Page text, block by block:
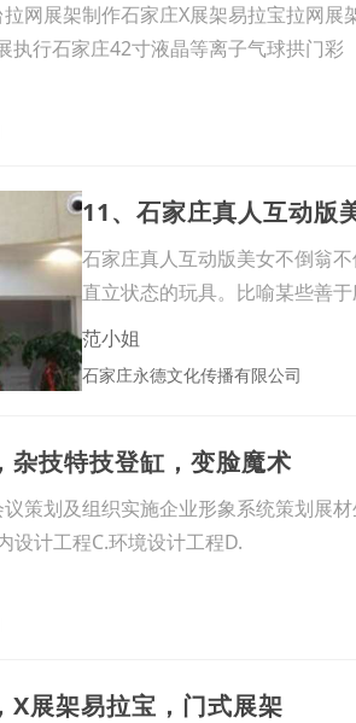
网展架制作石家庄X展架易拉宝拉网
执行石家庄42寸液晶等离子气球拱门彩
11、石家庄真人互动版
石家庄真人互动版美女不倒翁
直立状态的玩具。比喻某些善
原理
范小姐
石家庄永德文化传播有限公司
杂技特技登缸，变脸魔术
策划及组织实施企业形象系统策划展
设计工程C.环境设计工程D.
X展架易拉宝，门式展架